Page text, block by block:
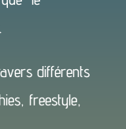
différents
freestyle,